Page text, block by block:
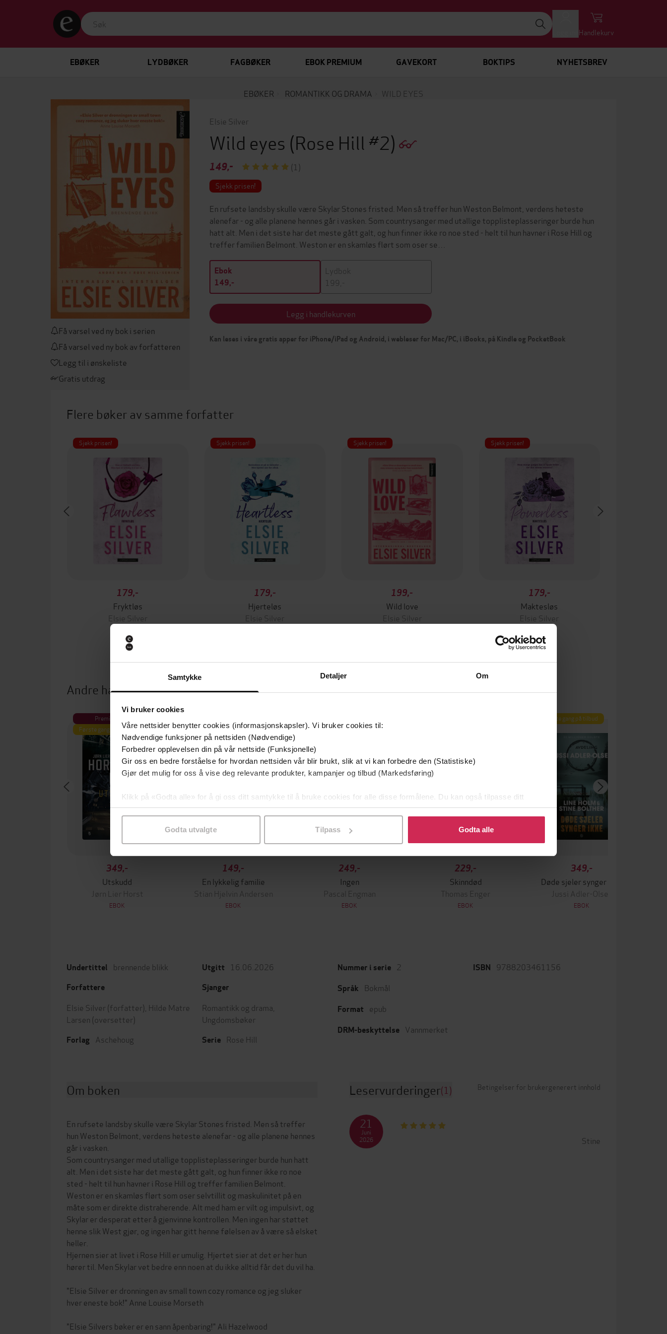
Samtykke Detaljer Om
Vi bruker cookies
Våre nettsider benytter cookies (informasjonskapsler). Vi bruker cookies til:
Nødvendige funksjoner på nettsiden (Nødvendige)
Forbedrer opplevelsen din på vår nettside (Funksjonelle)
Gir oss en bedre forståelse for hvordan nettsiden vår blir brukt, slik at vi kan forbedre den (Statistiske)
Gjør det mulig for oss å vise deg relevante produkter, kampanjer og tilbud (Markedsføring)
Klikk på «Godta alle» for å gi oss ditt samtykke til å bruke cookies for alle disse formålene. Du kan også tilpasse ditt
samtykke til spesifikke formål ved å klikke på «Tilpass». Du kan når som helst trekke tilbake eller endre ditt samtykke.
Godta utvalgte Tilpass Godta alle
Handlekurv
EBØKER LYDBØKER FAGBØKER EBOK PREMIUM GAVEKORT BOKTIPS NYHETSBREV
EBØKER ROMANTIKK OG DRAMA WILD EYES
Få varsel ved ny bok i serien
Få varsel ved ny bok av forfatteren
Legg til i ønskeliste
Gratis utdrag
Elsie Silver
Wild eyes (Rose Hill #2)
149,- (1)
Sjekk prisen!
En rufsete landsby skulle være Skylar Stones fristed. Men så treffer hun Weston Belmont, verdens heteste
alenefar - og alle planene hennes går i vasken. Som countrysanger med utallige topplisteplasseringer burde hun
hatt alt. Men i det siste har det meste gått galt, og hun finner ikke ro noe sted - helt til hun havner i Rose Hill og
treffer familien Belmont. Weston er en skamløs flørt som oser se…
Ebok
149,-
Lydbok
199,-
Legg i handlekurven
Kan leses i våre gratis apper for iPhone/iPad og Android, i webleser for Mac/PC, i iBooks, på Kindle og PocketBook
Flere bøker av samme forfatter
Sjekk prisen!
179,-
Fryktløs
Elsie Silver
Sjekk prisen!
179,-
Hjerteløs
Elsie Silver
Sjekk prisen!
199,-
Wild love
Elsie Silver
Sjekk prisen!
179,-
Maktesløs
Elsie Silver
Andre har også kjøpt
Premium
Første gang på tilbud
349,-
Utskudd
Jørn Lier Horst
EBOK
149,-
En lykkelig familie
Stian Hjelvin Andersen
EBOK
249,-
Ingen
Pascal Engman
EBOK
229,-
Skinndød
Thomas Enger
EBOK
Første gang på tilbud
349,-
Døde sjeler synger ikke
Jussi Adler-Olsen
EBOK
Undertittel brennende blikk
Forfattere
Elsie Silver (forfatter), Hilde Matre
Larsen (oversetter)
Forlag Aschehoug
Utgitt 16.06.2026
Sjanger
Romantikk og drama
Ungdomsbøker
Serie Rose Hill
Nummer i serie 2
Språk Bokmål
Format epub
DRM-beskyttelse Vannmerket
ISBN 9788203461156
Om boken
En rufsete landsby skulle være Skylar Stones fristed. Men så treffer
hun Weston Belmont, verdens heteste alenefar - og alle planene hennes
går i vasken.
Som countrysanger med utallige topplisteplasseringer burde hun hatt
alt. Men i det siste har det meste gått galt, og hun finner ikke ro noe
sted - helt til hun havner i Rose Hill og treffer familien Belmont.
Weston er en skamløs flørt som oser selvtillit og maskulinitet på en
måte som er direkte distraherende. Alt med ham er vilt og impulsivt, og
Skylar er desperat etter å gjenvinne kontrollen. Men ingen har støttet
henne slik West gjør, og ingen har gitt henne følelsen av å være så elsket
heller.
Hjernen sier at livet i Rose Hill er umulig. Hjertet sier at det er her hun
hører til. Men Skylar vet bedre enn noen at du ikke alltid får det du vil ha.
"Elsie Silver er dronningen av small town cozy romance og jeg sluker
hver eneste bok!" Anne Louise Morseth
Leservurderinger(1) Betingelser for brukergenerert innhold
Stine
21
Juni
2026